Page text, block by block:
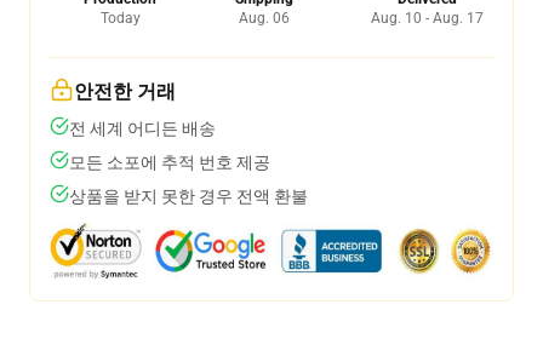
Today
Aug. 06
Aug. 10 - Aug. 17
안전한 거래
전 세계 어디든 배송
모든 소포에 추적 번호 제공
상품을 받지 못한 경우 전액 환불